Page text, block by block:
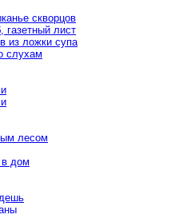
скворцов
газетный лист
из ложки супа
слухам
лесом
дом